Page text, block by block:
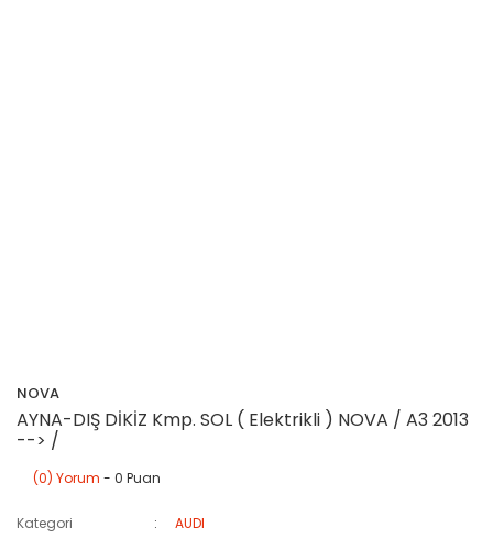
NOVA
AYNA-DIŞ DİKİZ Kmp. SOL ( Elektrikli ) NOVA / A3 2013
--> /
(0) Yorum - 0 Puan
Kategori
AUDI